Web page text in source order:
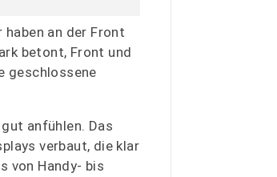
an der Front
betont, Front und
geschlossene
anfühlen. Das
verbaut, die klar
von Handy- bis